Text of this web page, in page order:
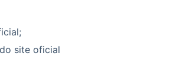
site oficial